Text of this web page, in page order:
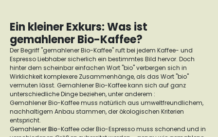
Ein kleiner Exkurs: Was ist
gemahlener Bio-Kaffee?
Der Begriff "gemahlener Bio-Kaffee" ruft bei jedem Kaffee- und
Espresso Liebhaber sicherlich ein bestimmtes Bild hervor. Doch
hinter dem scheinbar einfachen Wort "bio" verbergen sich in
Wirklichkeit komplexere Zusammenhänge, als das Wort "bio"
vermuten lässt. Gemahlener Bio-Kaffee kann sich auf ganz
unterschiedliche Dinge beziehen, unter anderem :
Gemahlener Bio-Kaffee muss natürlich aus umweltfreundlichem,
nachhaltigem Anbau stammen, der ökologischen Kriterien
entspricht.
GemahlenerBio-Kaffee oder Bio-Espresso muss schonend und in